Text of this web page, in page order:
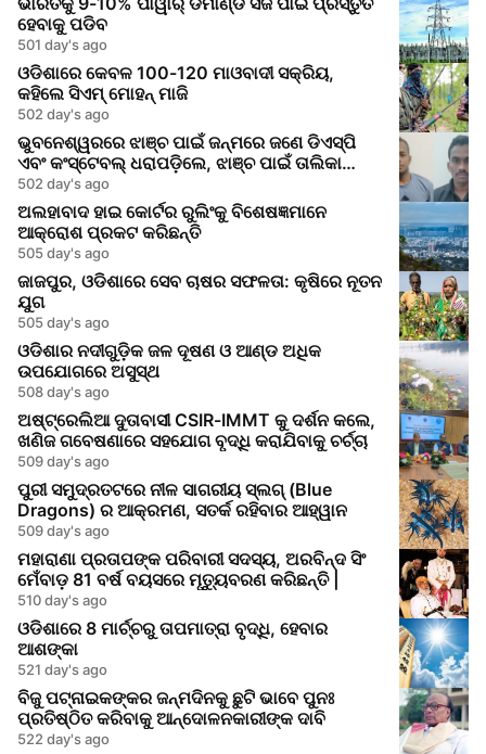
ହେବାକୁ ପଡିବ
501 day's ago
ଓଡିଶାରେ କେବଳ 100-120 ମାଓବାଦୀ ସକ୍ରିୟ,
କହିଲେ ସିଏମ୍ ମୋହନ୍ ମାଜି
502 day's ago
ଭୁବନେଶ୍ୱରରେ ଝାଞ୍ଚ ପାଇଁ ଜନ୍ମରେ ଜଣେ ଡିଏସ୍‌ପି
ଏବଂ କଂସ୍ଟେବଲ୍ ଧରାପଡ଼ିଲେ, ଝାଞ୍ଚ ପାଇଁ ତାଲିକା
କରାଗଲା ତାଲିକା
502 day's ago
ଅଲହାବାଦ ହାଇ କୋର୍ଟର ରୁଲିଂକୁ ବିଶେଷଜ୍ଞମାନେ
ଆକ୍ରୋଶ ପ୍ରକଟ କରିଛନ୍ତି
505 day's ago
ଜାଜପୁର, ଓଡିଶାରେ ସେବ ଚାଷର ସଫଳତା: କୃଷିରେ ନୂତନ
ଯୁଗ
505 day's ago
ଓଡିଶାର ନଦୀଗୁଡ଼ିକ ଜଳ ଦୂଷଣ ଓ ଆଣ୍ଡ ଅଧିକ
ଉପଯୋଗରେ ଅସୁସ୍ଥ
508 day's ago
ଅଷ୍ଟ୍ରେଲିଆ ଦୁତାବାସୀ CSIR-IMMT କୁ ଦର୍ଶନ କଲେ,
ଖଣିଜ ଗବେଷଣାରେ ସହଯୋଗ ବୃଦ୍ଧି କରାଯିବାକୁ ଚର୍ଚ୍ଚା
509 day's ago
ପୁରୀ ସମୁଦ୍ରତଟରେ ନୀଳ ସାଗରୀୟ ସ୍ଲଗ୍ (Blue
Dragons) ର ଆକ୍ରମଣ, ସତର୍କ ରହିବାର ଆହ୍ୱାନ
509 day's ago
ମହାରାଣା ପ୍ରତାପଙ୍କ ପରିବାରୀ ସଦସ୍ୟ, ଅରବିନ୍ଦ ସିଂ
ମେଁବାଡ଼ 81 ବର୍ଷ ବୟସରେ ମୃତ୍ୟୁବରଣ କରିଛନ୍ତି |
510 day's ago
ଓଡିଶାରେ 8 ମାର୍ଚ୍ଚରୁ ତାପମାତ୍ରା ବୃଦ୍ଧି, ହେବାର
ଆଶଙ୍କା
521 day's ago
ବିଜୁ ପଟ୍ନାଇକଙ୍କର ଜନ୍ମଦିନକୁ ଛୁଟି ଭାବେ ପୁନଃ
ପ୍ରତିଷ୍ଠିତ କରିବାକୁ ଆନ୍ଦୋଳନକାରୀଙ୍କ ଦାବି
522 day's ago